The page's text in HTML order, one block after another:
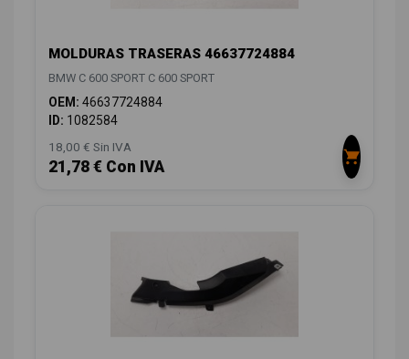
MOLDURAS TRASERAS 46637724884
BMW C 600 SPORT C 600 SPORT
OEM: 46637724884
ID: 1082584
18,00 € Sin IVA
21,78 € Con IVA